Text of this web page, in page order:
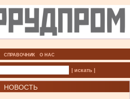
СПРАВОЧНИК О НАС
| искать |
НОВОСТЬ